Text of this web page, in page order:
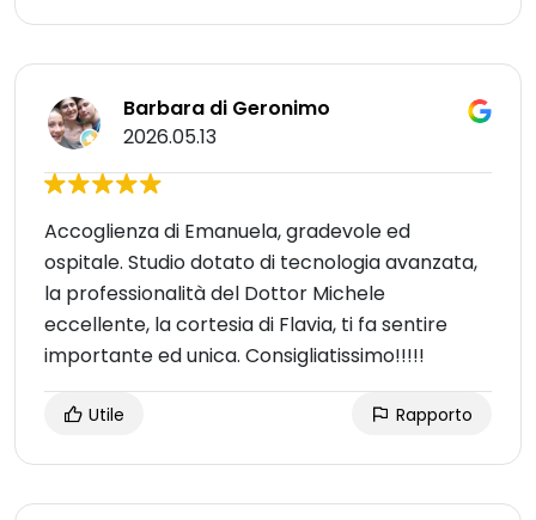
Barbara di Geronimo
2026.05.13
Accoglienza di Emanuela, gradevole ed
ospitale. Studio dotato di tecnologia avanzata,
la professionalità del Dottor Michele
eccellente, la cortesia di Flavia, ti fa sentire
importante ed unica. Consigliatissimo!!!!!
Utile Rapporto